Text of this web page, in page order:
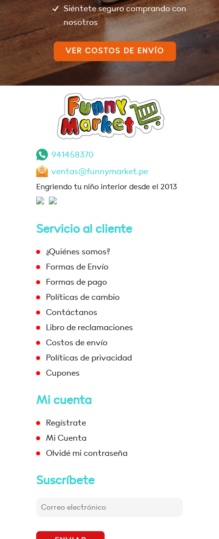
Siéntete seguro comprando con
nosotros
VER COSTOS DE ENVÍO
941458370
ventas@funnymarket.pe
Engriendo tu niño interior desde el 2013
Servicio al cliente
¿Quiénes somos?
Formas de Envío
Formas de pago
Políticas de cambio
Contáctanos
Libro de reclamaciones
Costos de envío
Políticas de privacidad
Cupones
Mi cuenta
Regístrate
Mi Cuenta
Olvidé mi contraseña
Suscríbete